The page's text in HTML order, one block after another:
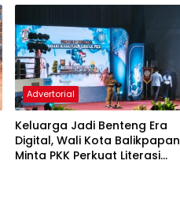
Advertorial
Keluarga Jadi Benteng Era
Digital, Wali Kota Balikpapan
Minta PKK Perkuat Literasi